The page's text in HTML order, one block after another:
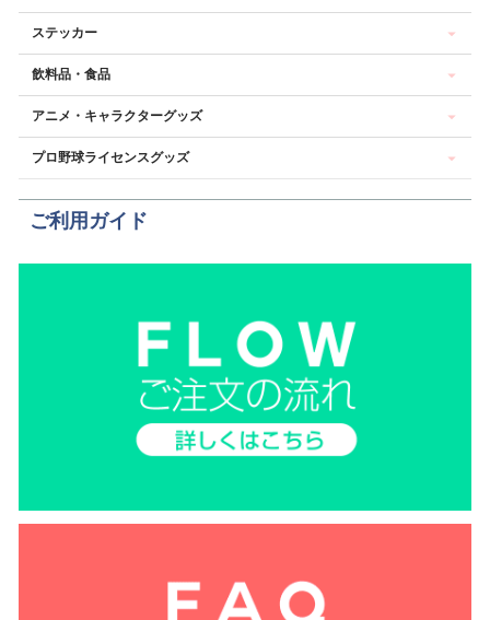
ステッカー
飲料品・食品
アニメ・キャラクターグッズ
プロ野球ライセンスグッズ
ご利用ガイド